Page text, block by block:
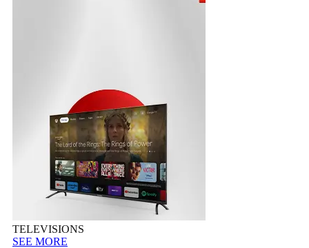
TELEVISIONS
SEE MORE